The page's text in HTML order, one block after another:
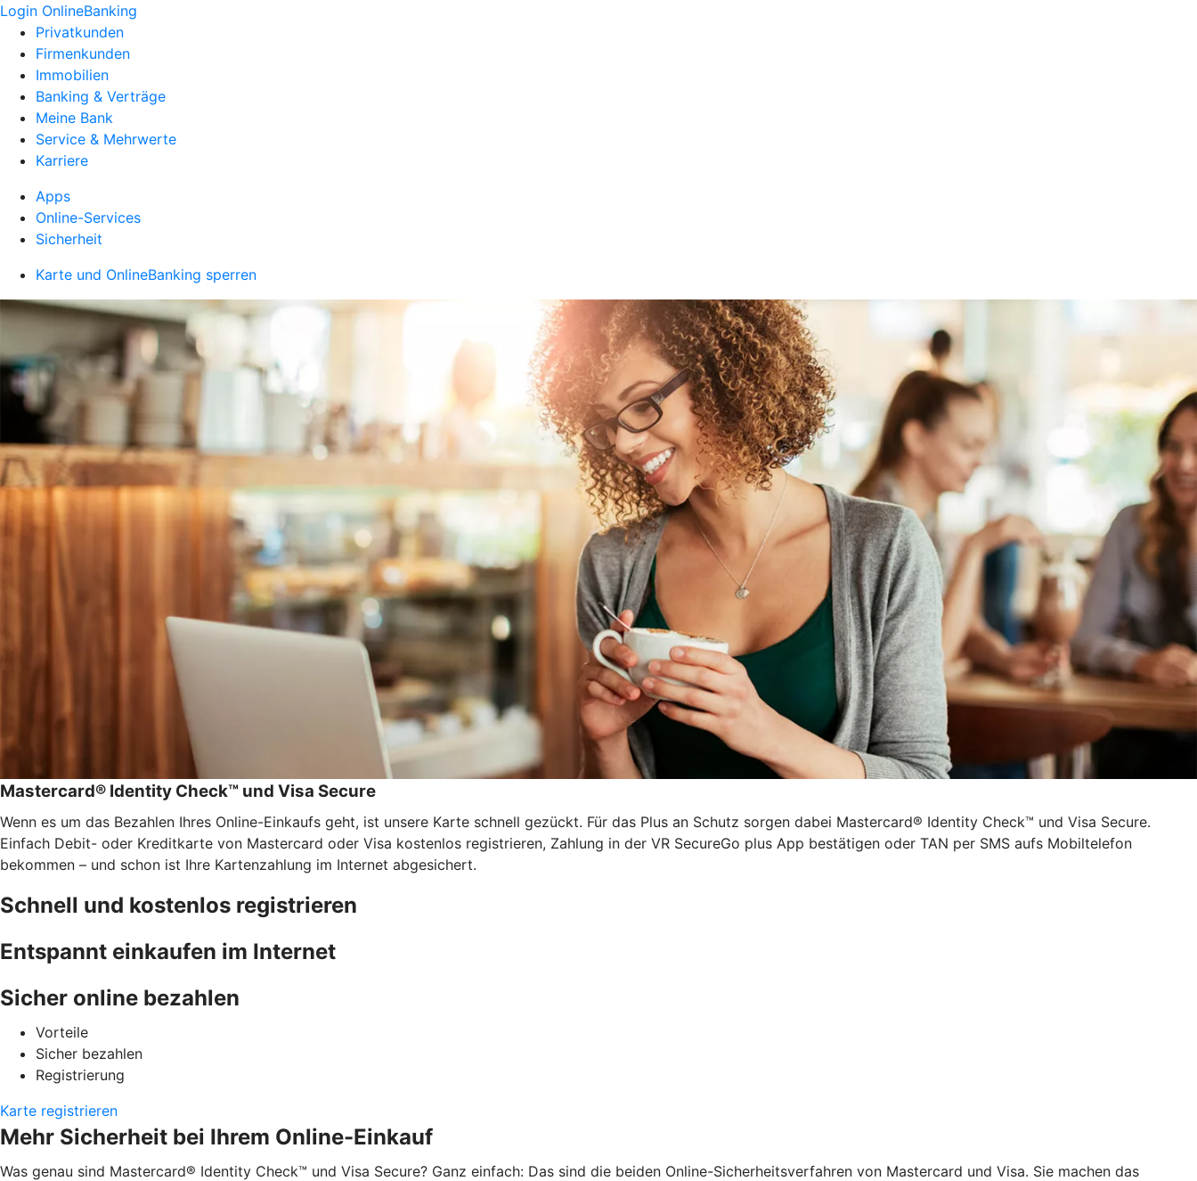
Login OnlineBanking
Privatkunden
Firmenkunden
Immobilien
Banking & Verträge
Meine Bank
Service & Mehrwerte
Karriere
Apps
Online-Services
Sicherheit
Karte und OnlineBanking sperren
Mastercard® Identity Check™ und Visa Secure
Wenn es um das Bezahlen Ihres Online-Einkaufs geht, ist unsere Karte schnell gezückt. Für das Plus an Schutz sorgen dabei Mastercard® Identity Check™ und Visa Secure.
Einfach Debit- oder Kreditkarte von Mastercard oder Visa kostenlos registrieren, Zahlung in der VR SecureGo plus App bestätigen oder TAN per SMS aufs Mobiltelefon
bekommen – und schon ist Ihre Kartenzahlung im Internet abgesichert.
Schnell und kostenlos registrieren
Entspannt einkaufen im Internet
Sicher online bezahlen
Vorteile
Sicher bezahlen
Registrierung
Karte registrieren
Mehr Sicherheit bei Ihrem Online-Einkauf
Was genau sind Mastercard® Identity Check™ und Visa Secure? Ganz einfach: Das sind die beiden Online-Sicherheitsverfahren von Mastercard und Visa. Sie machen das